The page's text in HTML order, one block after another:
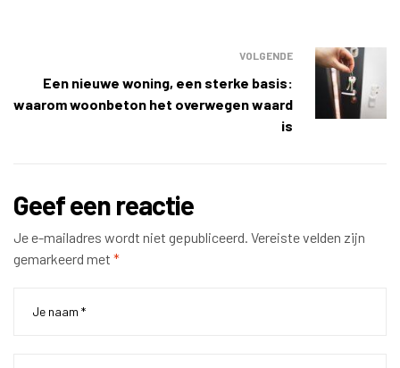
VOLGENDE
Een nieuwe woning, een sterke basis:
waarom woonbeton het overwegen waard
is
Geef een reactie
Je e-mailadres wordt niet gepubliceerd. Vereiste velden zijn
gemarkeerd met *